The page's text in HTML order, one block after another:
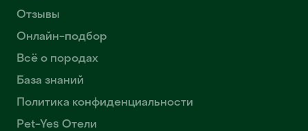
Отзывы
Онлайн-подбор
Всё о породах
База знаний
Политика конфиденциальности
Pet-Yes Отели